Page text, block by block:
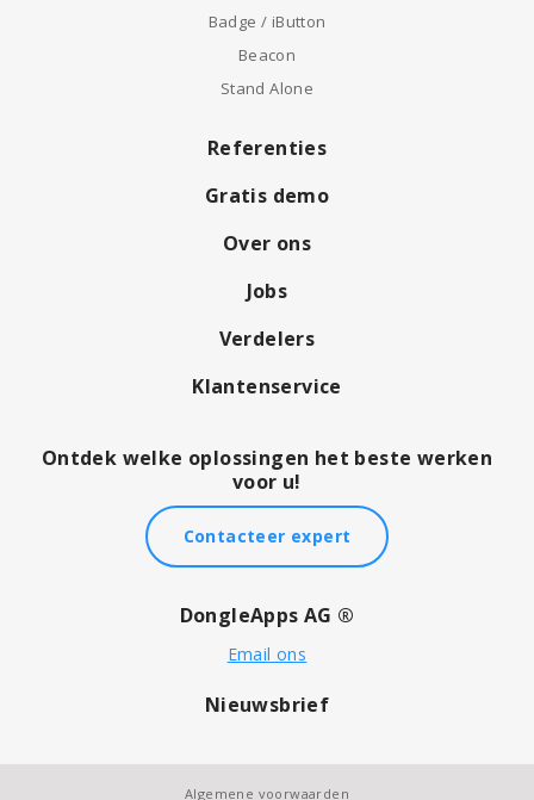
Badge / iButton
Beacon
Stand Alone
Referenties
Gratis demo
Over ons
Jobs
Verdelers
Klantenservice
Ontdek welke oplossingen het beste werken
voor u!
Contacteer expert
DongleApps AG ®
Email ons
Nieuwsbrief
Algemene voorwaarden